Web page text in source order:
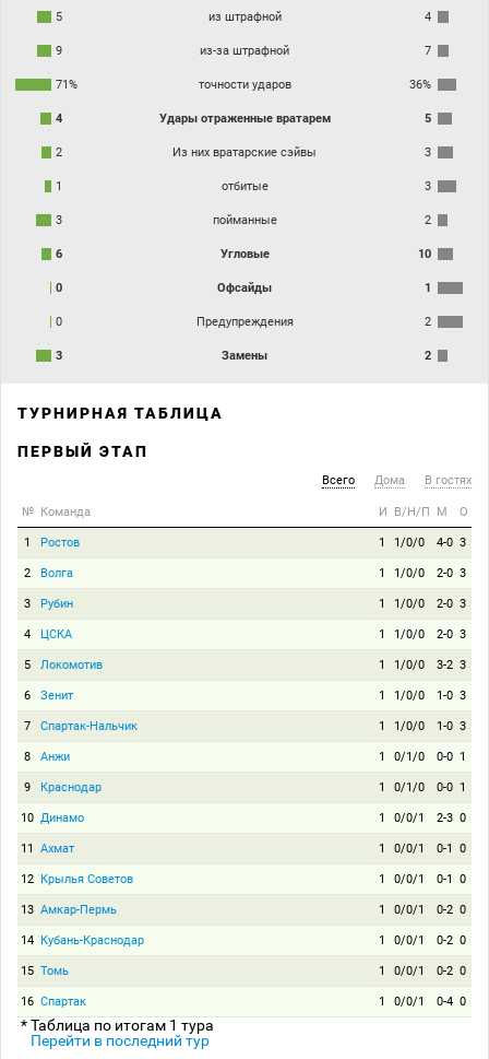
5 из штрафной 4
9 из-за штрафной 7
71% точности ударов 36%
4 Удары отраженные вратарем 5
2 Из них вратарские сэйвы 3
1 отбитые 3
3 пойманные 2
6 Угловые 10
0 Офсайды 1
0 Предупреждения 2
3 Замены 2
ТУРНИРНАЯ ТАБЛИЦА
ПЕРВЫЙ ЭТАП
Всего Дома В гостях
№ Команда И В/Н/П М О
1 Ростов 1 1/0/0 4-0 3
2 Волга 1 1/0/0 2-0 3
3 Рубин 1 1/0/0 2-0 3
4 ЦСКА 1 1/0/0 2-0 3
5 Локомотив 1 1/0/0 3-2 3
6 Зенит 1 1/0/0 1-0 3
7 Спартак-Нальчик 1 1/0/0 1-0 3
8 Анжи 1 0/1/0 0-0 1
9 Краснодар 1 0/1/0 0-0 1
10 Динамо 1 0/0/1 2-3 0
11 Ахмат 1 0/0/1 0-1 0
12 Крылья Советов 1 0/0/1 0-1 0
13 Амкар-Пермь 1 0/0/1 0-2 0
14 Кубань-Краснодар 1 0/0/1 0-2 0
15 Томь 1 0/0/1 0-2 0
16 Спартак 1 0/0/1 0-4 0
* Таблица по итогам 1 тура
Перейти в последний тур